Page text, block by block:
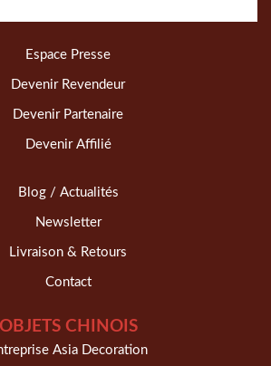
Espace Presse
Devenir Revendeur
Devenir Partenaire
Devenir Affilié
Blog / Actualités
Newsletter
Livraison & Retours
Contact
OBJETS CHINOIS
Asia Decoration